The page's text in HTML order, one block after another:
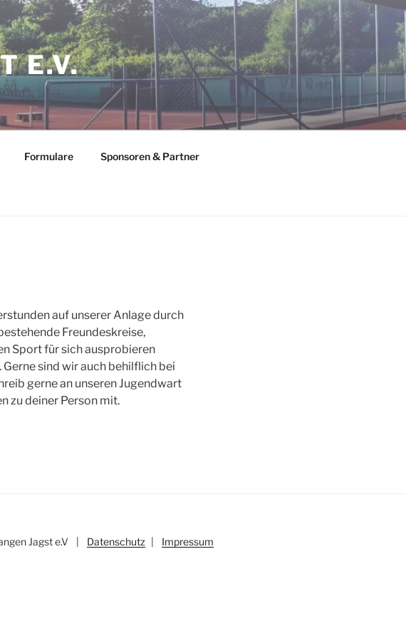
E.V.
Formulare Sponsoren & Partner
auf unserer Anlage durch
Freundeskreise,
Sport für sich ausprobieren
sind wir auch behilflich bei
gerne an unseren Jugendwart
zu deiner Person mit.
Jagst e.V Datenschutz Impressum